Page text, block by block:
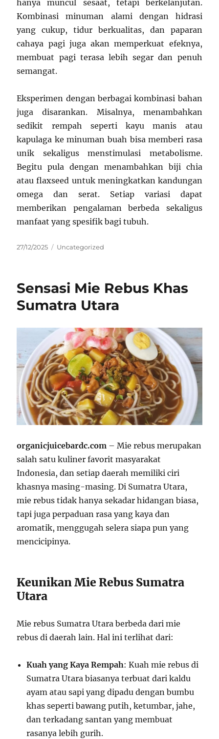
hanya muncul sesaat, tetapi berkelanjutan.
Kombinasi minuman alami dengan hidrasi
yang cukup, tidur berkualitas, dan paparan
cahaya pagi juga akan memperkuat efeknya,
membuat pagi terasa lebih segar dan penuh
semangat.
Eksperimen dengan berbagai kombinasi bahan
juga disarankan. Misalnya, menambahkan
sedikit rempah seperti kayu manis atau
kapulaga ke minuman buah bisa memberi rasa
unik sekaligus menstimulasi metabolisme.
Begitu pula dengan menambahkan biji chia
atau flaxseed untuk meningkatkan kandungan
omega dan serat. Setiap variasi dapat
memberikan pengalaman berbeda sekaligus
manfaat yang spesifik bagi tubuh.
Posted
27/12/2025 Categories
Uncategorized
Sensasi Mie Rebus Khas
Sumatra Utara
organicjuicebardc.com – Mie rebus merupakan
salah satu kuliner favorit masyarakat
Indonesia, dan setiap daerah memiliki ciri
khasnya masing-masing. Di Sumatra Utara,
mie rebus tidak hanya sekadar hidangan biasa,
tapi juga perpaduan rasa yang kaya dan
aromatik, menggugah selera siapa pun yang
mencicipinya.
Keunikan Mie Rebus Sumatra
Utara
Mie rebus Sumatra Utara berbeda dari mie
rebus di daerah lain. Hal ini terlihat dari:
Kuah yang Kaya Rempah: Kuah mie rebus di
Sumatra Utara biasanya terbuat dari kaldu
ayam atau sapi yang dipadu dengan bumbu
khas seperti bawang putih, ketumbar, jahe,
dan terkadang santan yang membuat
rasanya lebih gurih.